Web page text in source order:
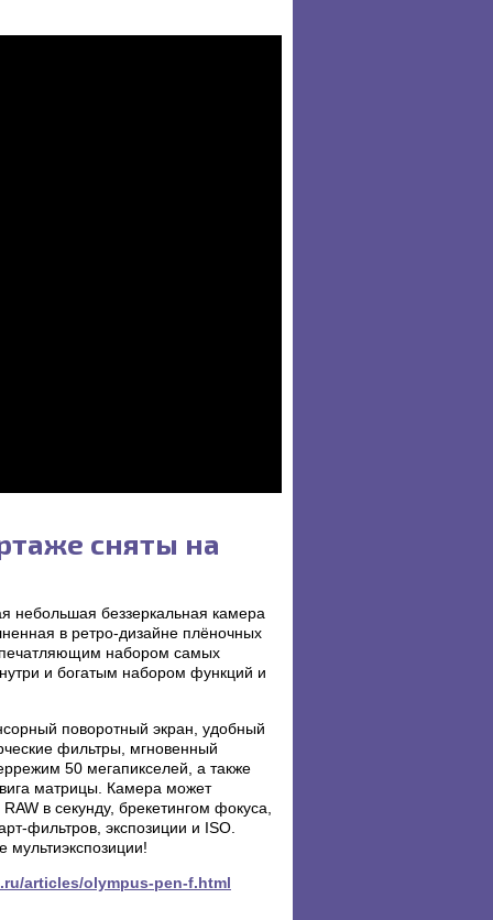
сняты на
небольшая беззеркальная камера
в ретро-дизайне плёночных
набором самых
и богатым набором функций и
поворотный экран, удобный
фильтры, мгновенный
50 мегапикселей, а также
матрицы. Камера может
в секунду, брекетингом фокуса,
фильтров, экспозиции и ISO.
articles/olympus-pen-f.html